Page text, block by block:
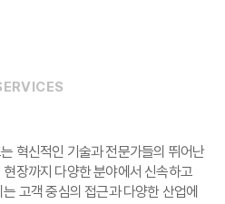
혁신적인 기술과 전문가들의 뛰어난
장까지 다양한 분야에서 신속하고
고객 중심의 접근과 다양한 산업에